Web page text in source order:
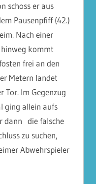
schoss er aus
Pausenpfiff (42.)
Nach einer
kommt
frei an den
Metern landet
Tor. Im Gegenzug
ging allein aufs
dann die falsche
zu suchen,
Abwehrspieler